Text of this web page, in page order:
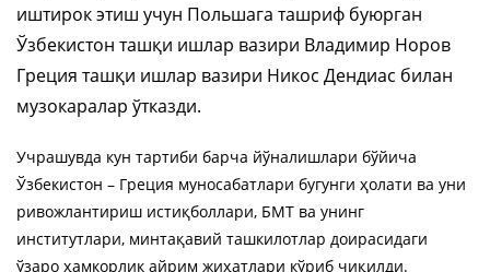
иштирок этиш учун Польшага ташриф буюрган
Ўзбекистон ташқи ишлар вазири Владимир Норов
Греция ташқи ишлар вазири Никос Дендиас билан
музокаралар ўтказди.
Учрашувда кун тартиби барча йўналишлари бўйича
Ўзбекистон – Греция муносабатлари бугунги ҳолати ва уни
ривожлантириш истиқболлари, БМТ ва унинг
институтлари, минтақавий ташкилотлар доирасидаги
ўзаро ҳамкорлик айрим жиҳатлари кўриб чиқилди.